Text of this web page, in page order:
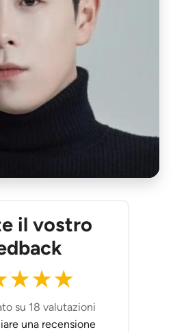
il vostro
★★★
su 18 valutazioni
una recensione